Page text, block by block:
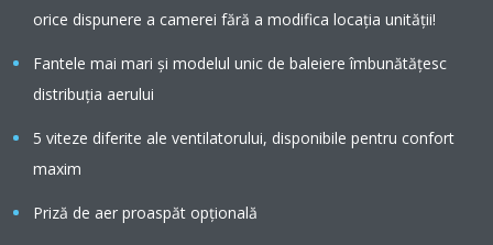
orice dispunere a camerei fără a modifica locaţia unităţii!
Fantele mai mari și modelul unic de baleiere îmbunătățesc
distribuția aerului
5 viteze diferite ale ventilatorului, disponibile pentru confort
maxim
Priză de aer proaspăt opţională